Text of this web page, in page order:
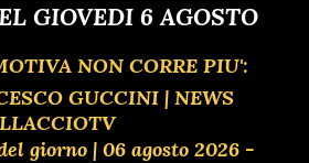
GIOVEDI 6 AGOSTO
NON CORRE PIU':
GUCCINI | NEWS
giorno | 06 agosto 2026 -